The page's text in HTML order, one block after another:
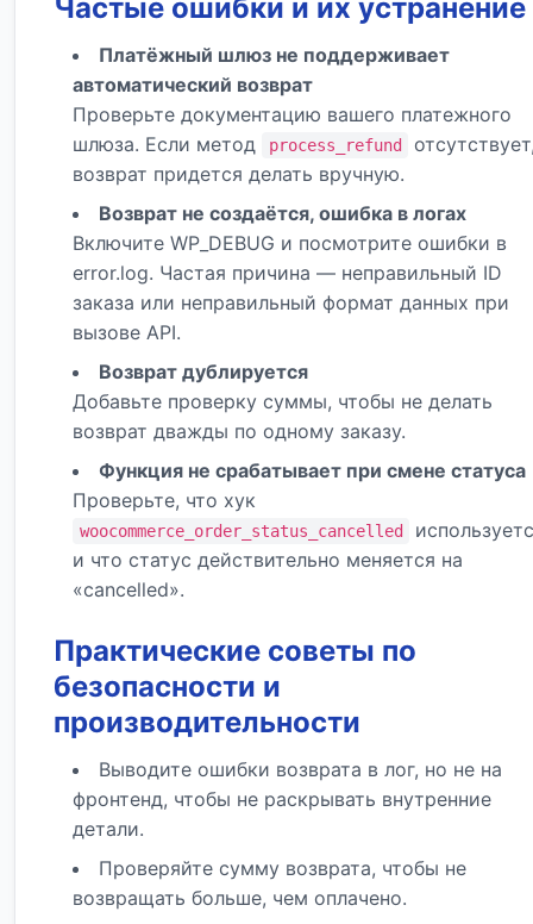
Частые ошибки и их устранение
Платёжный шлюз не поддерживает
автоматический возврат
Проверьте документацию вашего платежного
шлюза. Если метод
process_refund
возврат придется делать вручную.
Возврат не создаётся, ошибка в логах
Включите WP_DEBUG и посмотрите ошибки в
error.log. Частая причина — неправильный ID
заказа или неправильный формат данных при
вызове API.
Возврат дублируется
Добавьте проверку суммы, чтобы не делать
возврат дважды по одному заказу.
Функция не срабатывает при смене статуса
Проверьте, что хук
woocommerce_order_status_cancelled
и что статус действительно меняется на
«cancelled».
Практические советы по
безопасности и
производительности
Выводите ошибки возврата в лог, но не на
фронтенд, чтобы не раскрывать внутренние
детали.
Проверяйте сумму возврата, чтобы не
возвращать больше, чем оплачено.